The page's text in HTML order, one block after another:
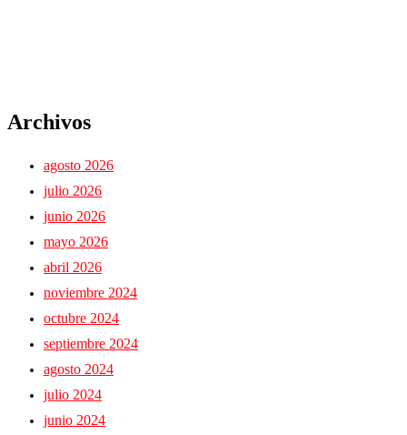
Archivos
agosto 2026
julio 2026
junio 2026
mayo 2026
abril 2026
noviembre 2024
octubre 2024
septiembre 2024
agosto 2024
julio 2024
junio 2024